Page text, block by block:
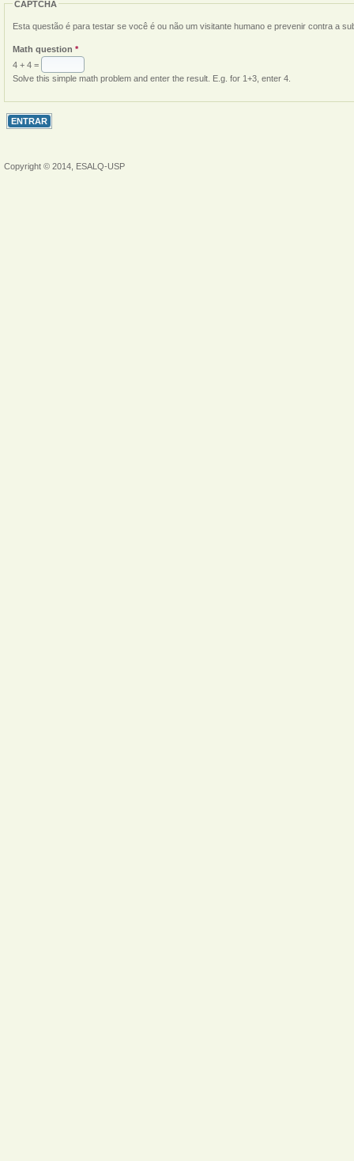
CAPTCHA
Esta questão é para testar se você é ou não um visitante humano e prevenir contra a
Math question *
4 + 4 =
Solve this simple math problem and enter the result. E.g. for 1+3, enter 4.
Copyright © 2014, ESALQ-USP